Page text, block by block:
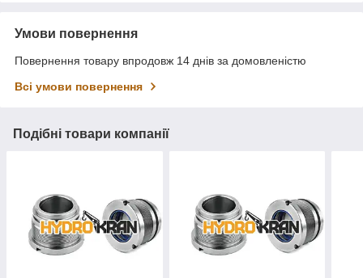
Умови повернення
Повернення товару впродовж 14 днів за домовленістю
Всі умови повернення
Подібні товари компанії